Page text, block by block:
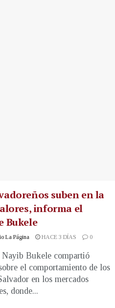
suben en la
informa el
Bukele
La Página HACE 3 DÍAS 0
Nayib Bukele compartió
el comportamiento de los
en los mercados
donde...